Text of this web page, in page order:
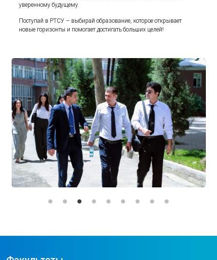
уверенному будущему.
Поступай в РТСУ – выбирай образование, которое открывает
новые горизонты и помогает достигать больших целей!